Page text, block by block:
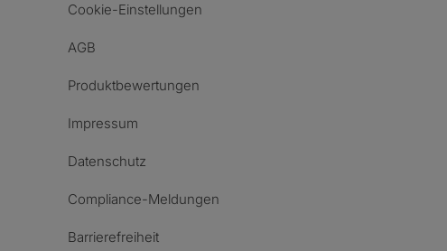
Cookie-Einstellungen
AGB
Produktbewertungen
Impressum
Datenschutz
Compliance-Meldungen
Barrierefreiheit